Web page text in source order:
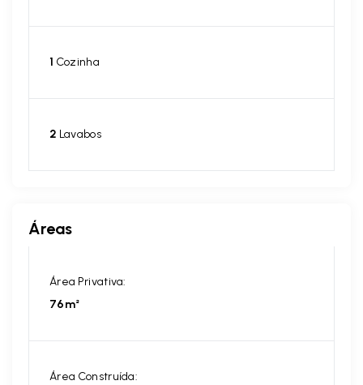
1 Cozinha
2 Lavabos
Áreas
Área Privativa:
76m²
Área Construída: